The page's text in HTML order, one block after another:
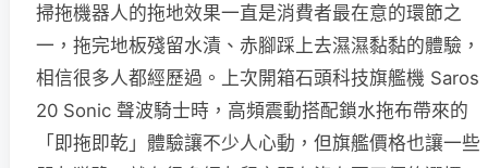
掃拖機器人的拖地效果一直是消費者最在意的環節之
一，拖完地板殘留水漬、赤腳踩上去濕濕黏黏的體驗，
相信很多人都經歷過。上次開箱石頭科技旗艦機 Saros
20 Sonic 聲波騎士時，高頻震動搭配鎖水拖布帶來的
「即拖即乾」體驗讓不少人心動，但旗艦價格也讓一些